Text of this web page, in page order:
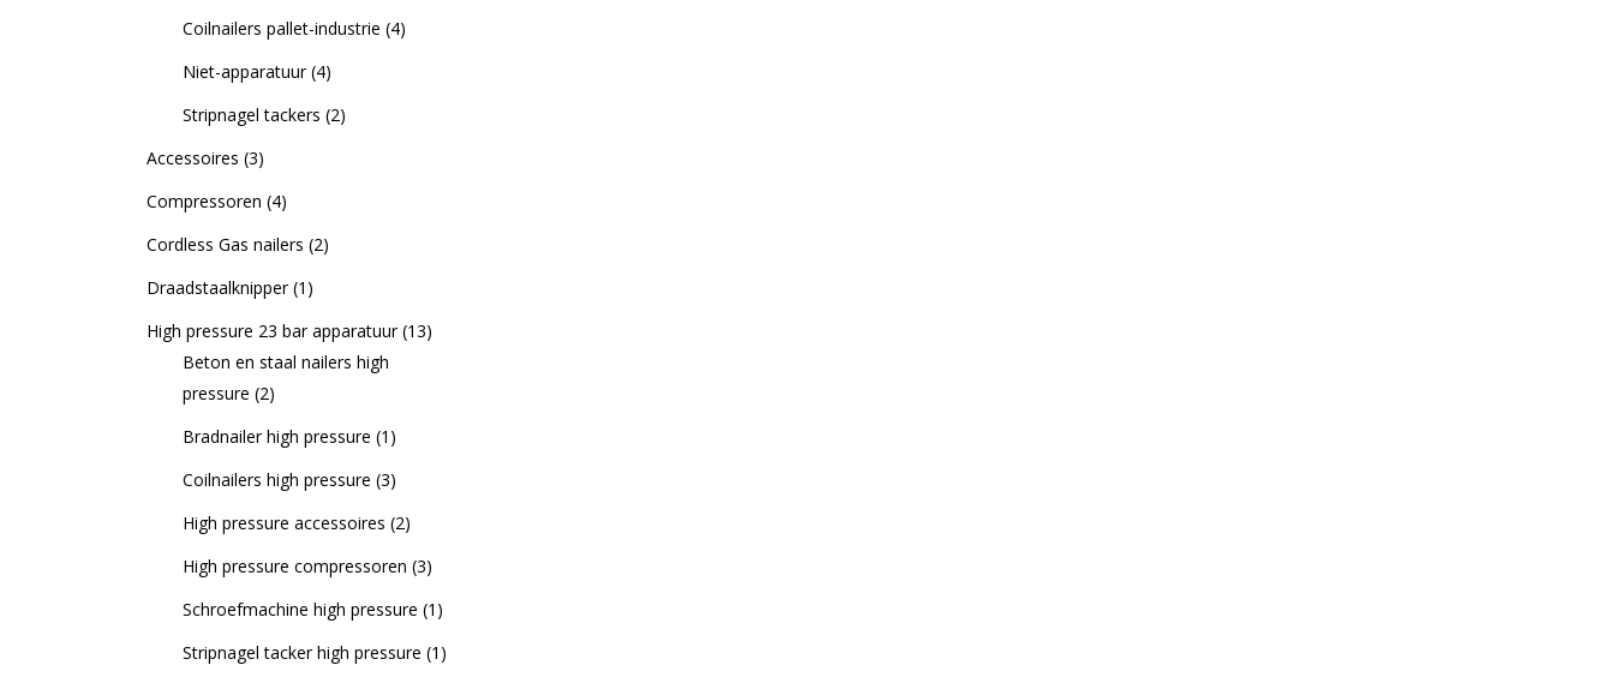
Coilnailers pallet-industrie (4)
Niet-apparatuur (4)
Stripnagel tackers (2)
Accessoires (3)
Compressoren (4)
Cordless Gas nailers (2)
Draadstaalknipper (1)
High pressure 23 bar apparatuur (13)
Beton en staal nailers high
pressure (2)
Bradnailer high pressure (1)
Coilnailers high pressure (3)
High pressure accessoires (2)
High pressure compressoren (3)
Schroefmachine high pressure (1)
Stripnagel tacker high pressure (1)